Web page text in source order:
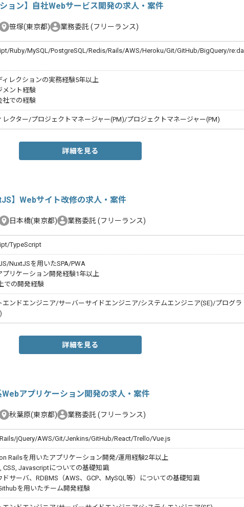
ション】自社Webサービス開発の求人・案件
笹塚(東京都) 業務委託 (フリーランス)
Ruby/MySQL/PostgreSQL/Redis/Rails/AWS/Heroku/Git/GitHub/BigQuery/re:da
ィレクションの実務経験5年以上
メント経験
社での経験
レクター/プロジェクトマネージャー(PM)/プロジェクトマネージャー(PM)
詳細を見る
】Webサイト改修の求人・案件
日本橋(東京都) 業務委託 (フリーランス)
TypeScript
NuxtJSを用いたSPA/PWA
プリケーション開発経験1年以上
での開発経験
エンドエンジニア/サーバーサイドエンジニア/システムエンジニア(SE)/プログラ
詳細を見る
Webアプリケーション開発の求人・案件
秋葉原(東京都) 業務委託 (フリーランス)
jQuery/AWS/Git/Jenkins/GitHub/React/Trello/Vue.js
on Railsを用いたアプリケーション開発/運用経験2年以上
CSS, Javascriptについての基礎知識
ドサーバ、RDBMS（AWS、GCP、MySQL等）についての基礎知識
を用いたチーム開発経験